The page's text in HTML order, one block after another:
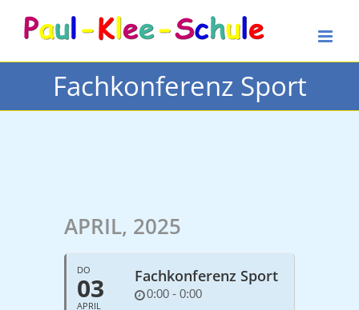
Inhalt
Fachkonferenz Sport
APRIL, 2025
DO
03
APRIL
Fachkonferenz Sport
0:00 - 0:00